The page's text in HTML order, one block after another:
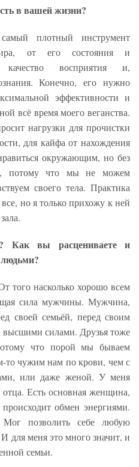
в вашей жизни?
плотный инструмент
от его состояния и
качество восприятия и,
Конечно, его нужно
эффективности и
всё время моего веганства.
нагрузки для прочистки
для кайфа от нахождения
окружающим, но без
потому что мы не можем
своего тела. Практика
но я только прихожу к ней
Как вы расцениваете и
людьми?
того насколько хорошо всем
сила мужчины. Мужчина,
своей семьёй, перед своим
высшими силами. Друзья тоже
что порой мы бываем
то чужим нам по крови, чем с
или даже женой. У меня
Есть основная женщина,
обмен энергиями.
позволить себе любую
для меня это много значит, и
семьи.